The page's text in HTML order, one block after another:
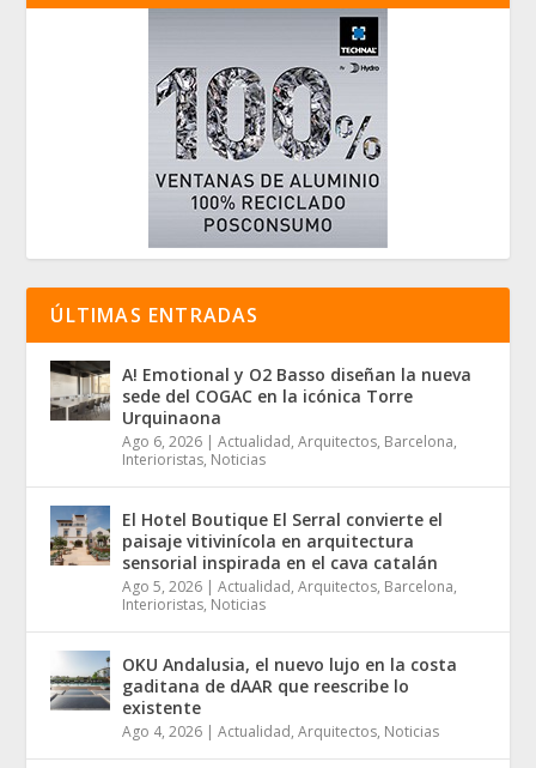
ÚLTIMAS ENTRADAS
A! Emotional y O2 Basso diseñan la nueva
sede del COGAC en la icónica Torre
Urquinaona
Ago 6, 2026 |Actualidad,Arquitectos, Barcelona,
Interioristas, Noticias
El Hotel Boutique El Serral convierte el
paisaje vitivinícola en arquitectura
sensorial inspirada en el cava catalán
Ago 5, 2026 |Actualidad,Arquitectos, Barcelona,
Interioristas, Noticias
OKU Andalusia, el nuevo lujo en la costa
gaditana de dAAR que reescribe lo
existente
Ago 4, 2026 |Actualidad,Arquitectos, Noticias